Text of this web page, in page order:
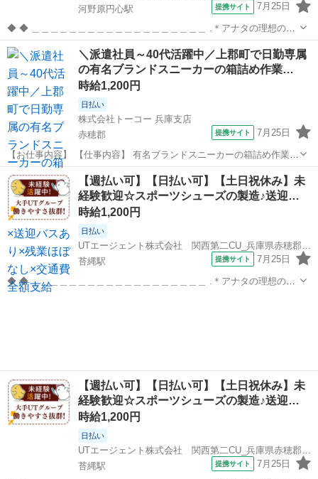
河野原円心駅
提携サイト 7月25日
◆ ◆ ＿＿＿＿＿＿＿＿＿＿＿＿＿＿＿＿＿＿＿ .＊アナタの理想の働
き方を実現します*。 ￣￣￣￣￣￣￣￣￣￣￣￣￣￣￣￣￣￣￣ ★大
手×安定収入★ プライム市場上場UTグループ！ 充実の福利厚生あり◎
働きやすさ抜群！！...
兵庫 赤穂郡 河野原円心駅 工場
＼派遣社員～40代活躍中／上郡町で日勤専属
の有名ブランドスニーカーの箱詰め作業…
時給1,200円
日払い
株式会社トーコー 兵庫支店
赤穂郡
提携サイト 7月25日
【お仕事内容】 【仕事内容】 有名ブランドスニーカーの箱詰め作業を
お願いします! 具体的には… 1足ずつスニーカーを箱詰めして頂く な
どのお仕事になります。 カンタン軽作業&らくらく座り仕事ですよ♪
現在活躍されてい...
兵庫 赤穂郡 仕分け
【週払い可】【日払い可】【土日祝休み】未
経験歓迎☆スポーツシューズの製造♪送迎…
時給1,200円
日払い
UTエージェント株式会社 関西第二CU_兵庫県赤穂郡上郡町_加工･組付け
苔縄駅
提携サイト 7月25日
◆ ◆ ＿＿＿＿＿＿＿＿＿＿＿＿＿＿＿＿＿＿＿ .＊アナタの理想の働
き方を実現します*。 ￣￣￣￣￣￣￣￣￣￣￣￣￣￣￣￣￣￣￣ ★大
【週払い可】【日払い可】【土日祝休み】未
経験歓迎☆スポーツシューズの製造♪送迎…
時給1,200円
日払い
UTエージェント株式会社 関西第二CU_兵庫県赤穂郡上郡町_加工･組付け
苔縄駅
提携サイト 7月25日